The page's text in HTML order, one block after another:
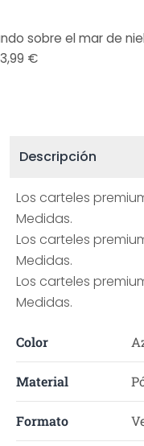
sobre el mar de
€
Descripción
Los carteles
Medidas.
Los carteles
Medidas.
Los carteles
Medidas.
Color
Material
Formato